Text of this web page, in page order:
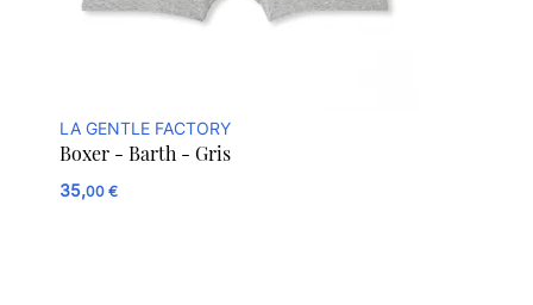
LA GENTLE FACTORY
Boxer - Barth - Gris
35,00 €